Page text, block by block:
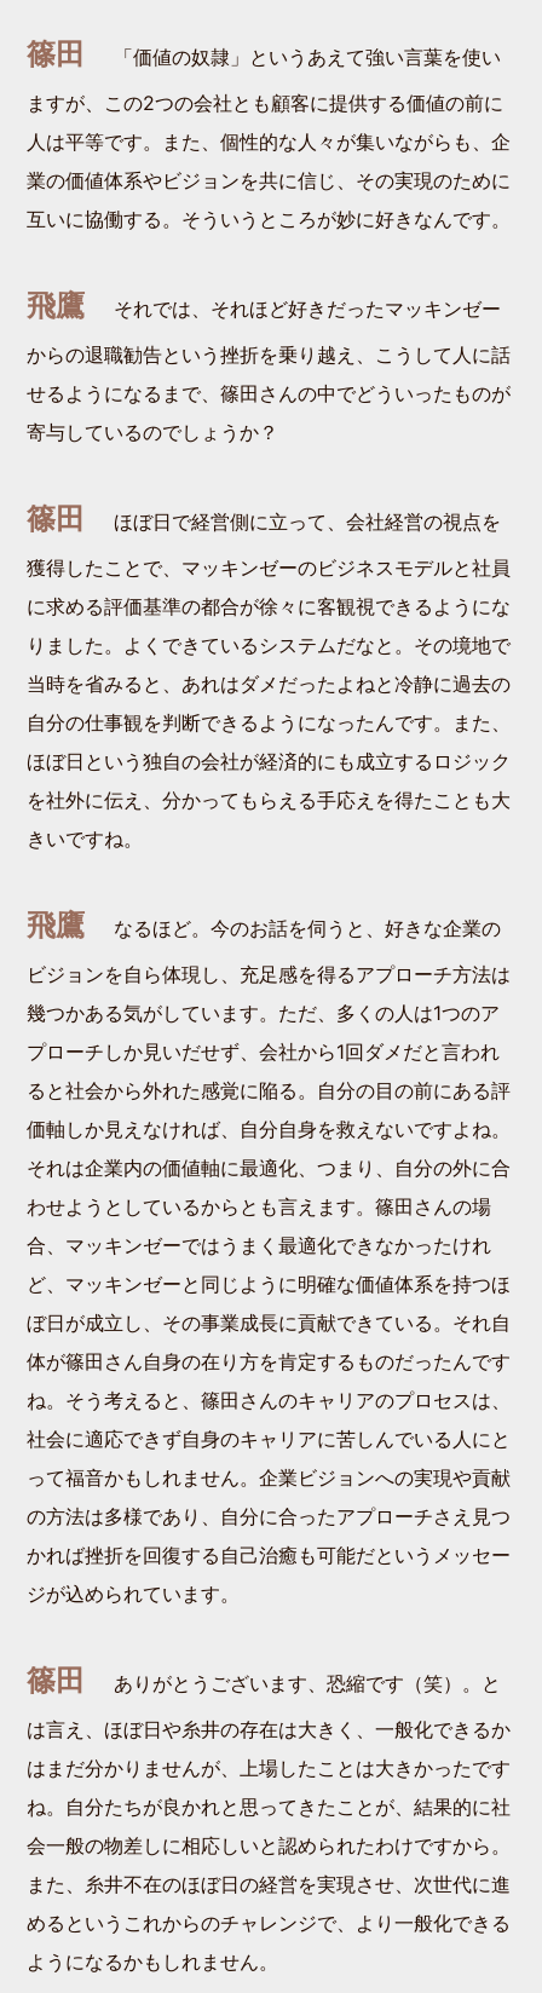
篠田
「価値の奴隷」というあえて強い言葉を使い
ますが、この2つの会社とも顧客に提供する価値の前に
人は平等です。また、個性的な人々が集いながらも、企
業の価値体系やビジョンを共に信じ、その実現のために
互いに協働する。そういうところが妙に好きなんです。
飛鷹
それでは、それほど好きだったマッキンゼー
からの退職勧告という挫折を乗り越え、こうして人に話
せるようになるまで、篠田さんの中でどういったものが
寄与しているのでしょうか？
篠田
ほぼ日で経営側に立って、会社経営の視点を
獲得したことで、マッキンゼーのビジネスモデルと社員
に求める評価基準の都合が徐々に客観視できるようにな
りました。よくできているシステムだなと。その境地で
当時を省みると、あれはダメだったよねと冷静に過去の
自分の仕事観を判断できるようになったんです。また、
ほぼ日という独自の会社が経済的にも成立するロジック
を社外に伝え、分かってもらえる手応えを得たことも大
きいですね。
飛鷹
なるほど。今のお話を伺うと、好きな企業の
ビジョンを自ら体現し、充足感を得るアプローチ方法は
幾つかある気がしています。ただ、多くの人は1つのア
プローチしか見いだせず、会社から1回ダメだと言われ
ると社会から外れた感覚に陥る。自分の目の前にある評
価軸しか見えなければ、自分自身を救えないですよね。
それは企業内の価値軸に最適化、つまり、自分の外に合
わせようとしているからとも言えます。篠田さんの場
合、マッキンゼーではうまく最適化できなかったけれ
ど、マッキンゼーと同じように明確な価値体系を持つほ
ぼ日が成立し、その事業成長に貢献できている。それ自
体が篠田さん自身の在り方を肯定するものだったんです
ね。そう考えると、篠田さんのキャリアのプロセスは、
社会に適応できず自身のキャリアに苦しんでいる人にと
って福音かもしれません。企業ビジョンへの実現や貢献
の方法は多様であり、自分に合ったアプローチさえ見つ
かれば挫折を回復する自己治癒も可能だというメッセー
ジが込められています。
篠田
ありがとうございます、恐縮です（笑）。と
は言え、ほぼ日や糸井の存在は大きく、一般化できるか
はまだ分かりませんが、上場したことは大きかったです
ね。自分たちが良かれと思ってきたことが、結果的に社
会一般の物差しに相応しいと認められたわけですから。
また、糸井不在のほぼ日の経営を実現させ、次世代に進
めるというこれからのチャレンジで、より一般化できる
ようになるかもしれません。